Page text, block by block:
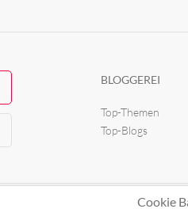
BLOGGEREI
Top-Themen
Top-Blogs
Cookie